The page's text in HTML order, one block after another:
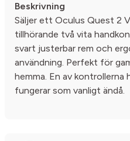
Beskrivning
Säljer ett Oculus Quest 2
tillhörande två vita
svart justerbar rem och
användning. Perfekt för
hemma. En av kontrollerna
fungerar som vanligt ändå.